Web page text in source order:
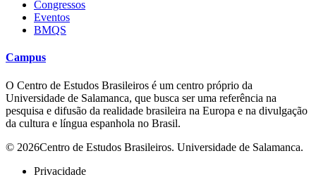
Congressos
Eventos
BMQS
Campus
O Centro de Estudos Brasileiros é um centro próprio da
Universidade de Salamanca, que busca ser uma referência na
pesquisa e difusão da realidade brasileira na Europa e na divulgação
da cultura e língua espanhola no Brasil.
© 2026Centro de Estudos Brasileiros. Universidade de Salamanca.
Privacidade